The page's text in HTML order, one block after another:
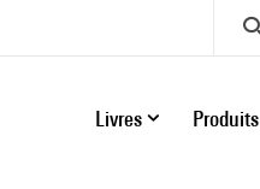
Livres Produits